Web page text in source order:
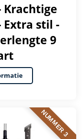
Krachtige
stil -
9
NUMMER 3